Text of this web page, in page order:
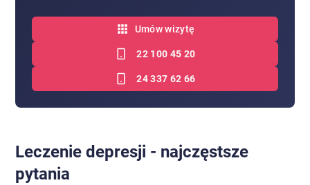
Umów wizytę
22 100 45 20
24 337 62 66
Leczenie depresji - najczęstsze
pytania